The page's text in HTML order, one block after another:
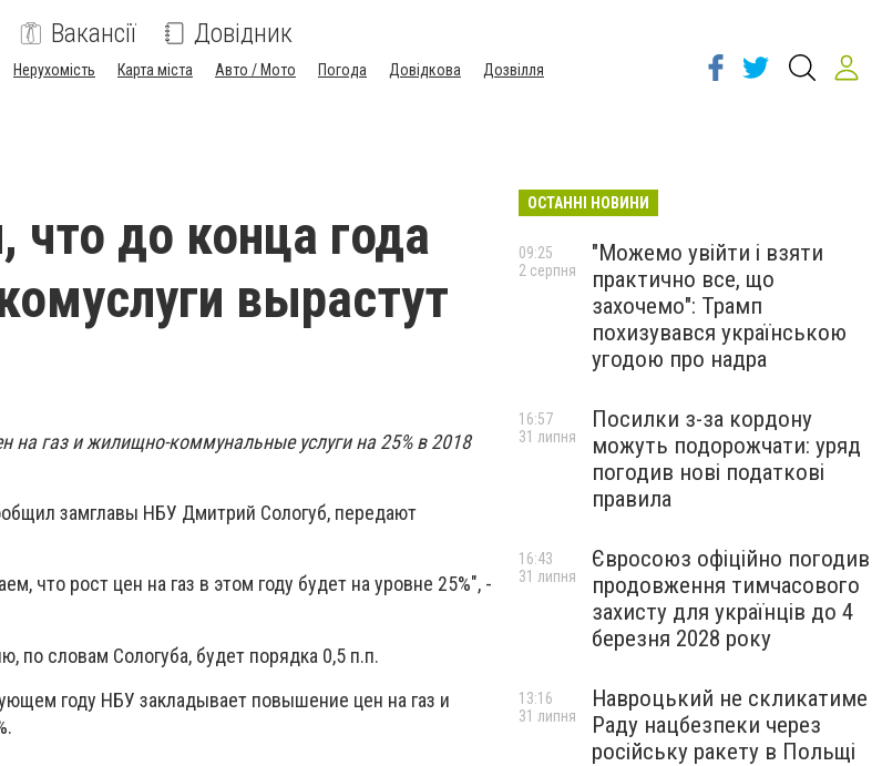
Вакансії Довідник
Нерухомість Карта міста Авто / Мото Погода Довідкова
Дозвілля
что до конца года
вырастут
на газ и жилищно-коммунальные услуги на 25% в 2018
замглавы НБУ Дмитрий Сологуб, передают
что рост цен на газ в этом году будет на уровне 25%", -
по словам Сологуба, будет порядка 0,5 п.п.
году НБУ закладывает повышение цен на газ и
ОСТАННІ НОВИНИ
"Можемо увійти і взяти
практично все, що
захочемо": Трамп
похизувався українською
угодою про надра
09:25
2 серпня
Посилки з-за кордону
можуть подорожчати: уряд
погодив нові податкові
правила
16:57
31 липня
Євросоюз офіційно погодив
продовження тимчасового
захисту для українців до 4
березня 2028 року
16:43
31 липня
Навроцький не скликатиме
Раду нацбезпеки через
російську ракету в Польщі
13:16
31 липня